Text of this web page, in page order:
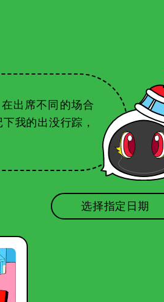
出席不同的场合
我的出没行踪，
选择指定日期